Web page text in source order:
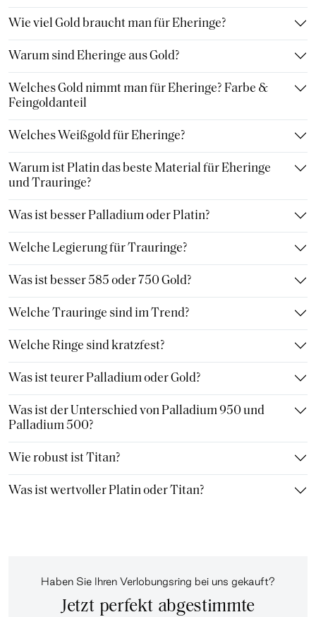
Wie viel Gold braucht man für Eheringe?
Warum sind Eheringe aus Gold?
Welches Gold nimmt man für Eheringe? Farbe &
Feingoldanteil
Welches Weißgold für Eheringe?
Warum ist Platin das beste Material für Eheringe
und Trauringe?
Was ist besser Palladium oder Platin?
Welche Legierung für Trauringe?
Was ist besser 585 oder 750 Gold?
Welche Trauringe sind im Trend?
Welche Ringe sind kratzfest?
Was ist teurer Palladium oder Gold?
Was ist der Unterschied von Palladium 950 und
Palladium 500?
Wie robust ist Titan?
Was ist wertvoller Platin oder Titan?
Haben Sie Ihren Verlobungsring bei uns gekauft?
Jetzt perfekt abgestimmte